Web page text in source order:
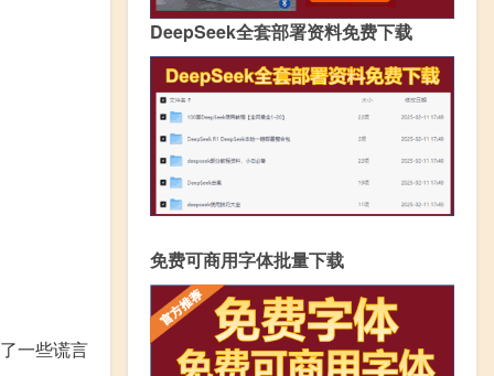
一些谎言
DeepSeek全套部署资料免费下载
免费可商用字体批量下载